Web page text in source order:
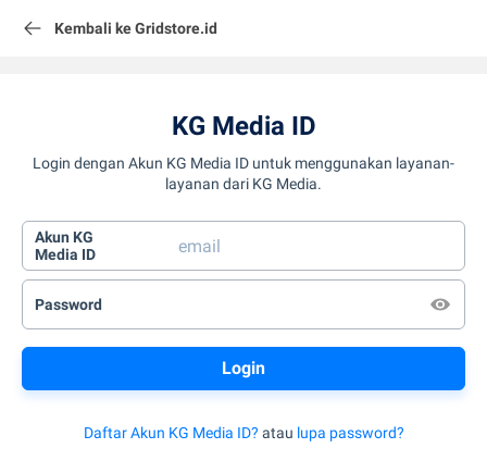
Kembali ke Gridstore.id
KG Media ID
Login dengan Akun KG Media ID untuk menggunakan layanan-
layanan dari KG Media.
Akun KG
Media ID
Password
Daftar Akun KG Media ID? atau lupa password?